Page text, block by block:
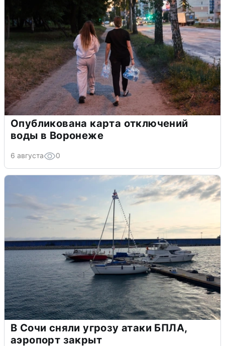
Опубликована карта отключений
воды в Воронеже
6 августа 0
В Сочи сняли угрозу атаки БПЛА,
аэропорт закрыт